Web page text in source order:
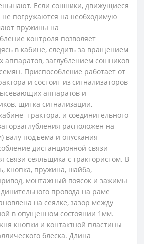
Если сошники, движущиеся
не погружаются на необходимую
пружины на
контроля позволяет
в кабине, следить за вращением
аппаратов, заглублением сошников
Приспособление работает от
и состоит из сигнализаторов
аппаратов и
щитка сигнализации,
трактора, и соединительного
расположен на
валу подъема и опускания
дистанционной связи
связи сеяльщика с трактористом. В
кнопка, пружина, шайба,
монтажный поясок и зажимы
провода на раме
на сеялке, зазор между
в опущенном состоянии 1мм.
кнопки и контактной пластины
блеска. Длина